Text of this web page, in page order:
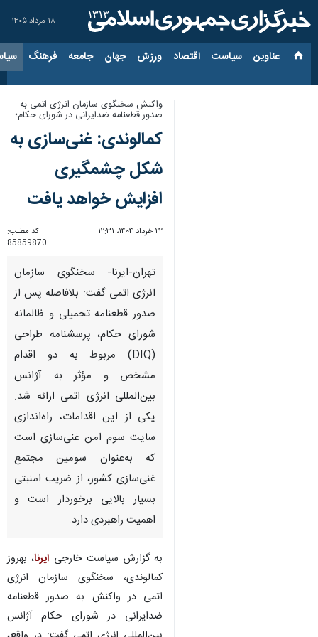
۱۸ مرداد ۱۴۰۵
عناوین‌ سیاست اقتصاد ورزش جهان جامعه فرهنگ
واکنش سخنگوی سازمان انرژی اتمی به
صدور قطعنامه ضدایرانی در شورای حکام؛
کمالوندی: غنی‌سازی به
شکل چشمگیری
افزایش خواهد یافت
۲۲ خرداد ۱۴۰۴، ۱۲:۳۱
کد مطلب:
85859870
تهران-ایرنا- سخنگوی سازمان
انرژی اتمی گفت: بلافاصله پس از
صدور قطعنامه تحمیلی و ظالمانه
شورای حکام، پرسشنامه طراحی
(DIQ) مربوط به دو اقدام
مشخص و مؤثر به آژانس
بین‌المللی انرژی اتمی ارائه شد.
یکی از این اقدامات، راه‌اندازی
سایت سوم امن غنی‌سازی است
که به‌عنوان سومین مجتمع
غنی‌سازی کشور، از ضریب امنیتی
بسیار بالایی برخوردار است و
اهمیت راهبردی دارد.
به گزارش سیاست خارجی ایرنا، بهروز
کمالوندی، سخنگوی سازمان انرژی
اتمی در واکنش به صدور قطعنامه
ضدایرانی در شورای حکام آژانس